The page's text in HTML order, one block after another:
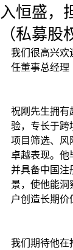
入恒盛，
（私募股
我们很高兴欢
任董事总经理
祝刚先生拥有
验，专长于跨
项目筛选、风
卓越表现。他
并具备中国注
景，使他能洞
户创造长期价
我们期待他在